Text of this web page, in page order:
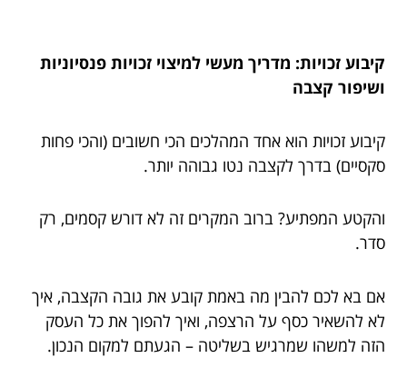
קיבוע זכויות: מדריך מעשי למיצוי זכויות פנסיוניות
ושיפור קצבה
קיבוע זכויות הוא אחד המהלכים הכי חשובים (והכי פחות
סקסיים) בדרך לקצבה נטו גבוהה יותר.
והקטע המפתיע? ברוב המקרים זה לא דורש קסמים, רק
סדר.
אם בא לכם להבין מה באמת קובע את גובה הקצבה, איך
לא להשאיר כסף על הרצפה, ואיך להפוך את כל העסק
הזה למשהו שמרגיש בשליטה – הגעתם למקום הנכון.